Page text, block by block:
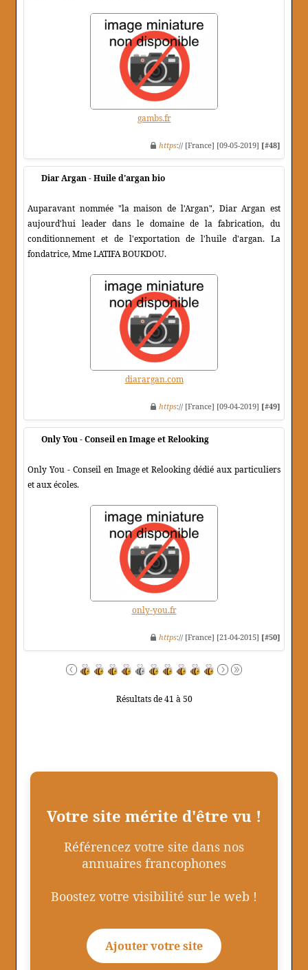
gambs.fr
https:// [France] [09-05-2019] [#48]
Diar Argan - Huile d'argan bio
Auparavant nommée "la maison de l'Argan", Diar Argan est
aujourd'hui leader dans le domaine de la fabrication, du
conditionnement et de l'exportation de l'huile d'argan. La
fondatrice, Mme LATIFA BOUKDOU.
diarargan.com
https:// [France] [09-04-2019] [#49]
Only You - Conseil en Image et Relooking
Only You - Conseil en Image et Relooking dédié aux particuliers
et aux écoles.
only-you.fr
https:// [France] [21-04-2015] [#50]
Résultats de 41 à 50
Votre site mérite d'être vu !
Référencez votre site dans nos
annuaires francophones
Boostez votre visibilité sur le web !
Ajouter votre site